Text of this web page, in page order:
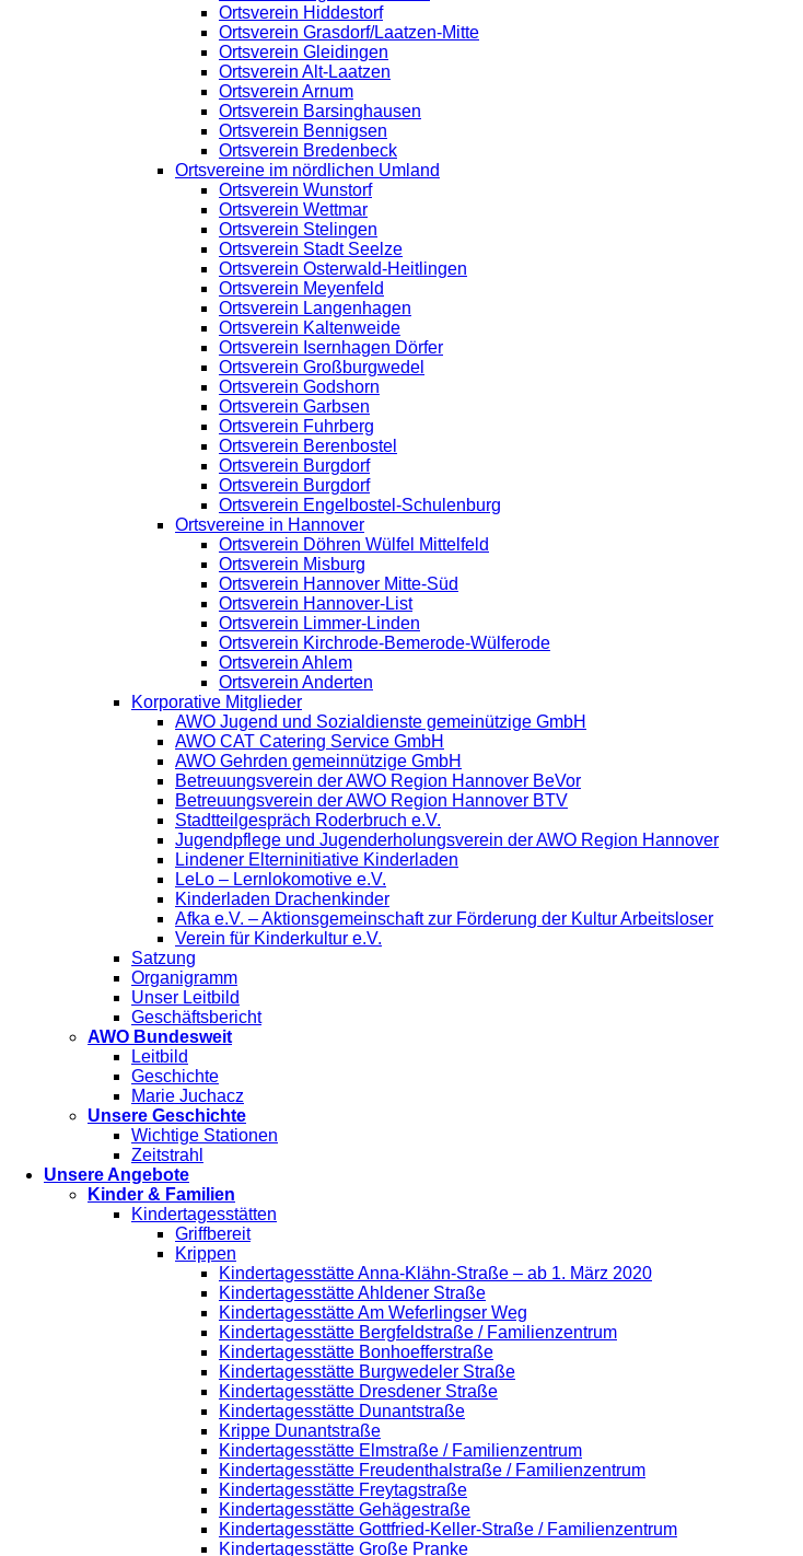
Ortsverein Hiddestorf
Ortsverein Grasdorf/Laatzen-Mitte
Ortsverein Gleidingen
Ortsverein Alt-Laatzen
Ortsverein Arnum
Ortsverein Barsinghausen
Ortsverein Bennigsen
Ortsverein Bredenbeck
Ortsvereine im nördlichen Umland
Ortsverein Wunstorf
Ortsverein Wettmar
Ortsverein Stelingen
Ortsverein Stadt Seelze
Ortsverein Osterwald-Heitlingen
Ortsverein Meyenfeld
Ortsverein Langenhagen
Ortsverein Kaltenweide
Ortsverein Isernhagen Dörfer
Ortsverein Großburgwedel
Ortsverein Godshorn
Ortsverein Garbsen
Ortsverein Fuhrberg
Ortsverein Berenbostel
Ortsverein Burgdorf
Ortsverein Burgdorf
Ortsverein Engelbostel-Schulenburg
Ortsvereine in Hannover
Ortsverein Döhren Wülfel Mittelfeld
Ortsverein Misburg
Ortsverein Hannover Mitte-Süd
Ortsverein Hannover-List
Ortsverein Limmer-Linden
Ortsverein Kirchrode-Bemerode-Wülferode
Ortsverein Ahlem
Ortsverein Anderten
Korporative Mitglieder
AWO Jugend und Sozialdienste gemeinützige GmbH
AWO CAT Catering Service GmbH
AWO Gehrden gemeinnützige GmbH
Betreuungsverein der AWO Region Hannover BeVor
Betreuungsverein der AWO Region Hannover BTV
Stadtteilgespräch Roderbruch e.V.
Jugendpflege und Jugenderholungsverein der AWO Region Hannover
Lindener Elterninitiative Kinderladen
LeLo – Lernlokomotive e.V.
Kinderladen Drachenkinder
Afka e.V. – Aktionsgemeinschaft zur Förderung der Kultur Arbeitsloser
Verein für Kinderkultur e.V.
Satzung
Organigramm
Unser Leitbild
Geschäftsbericht
AWO Bundesweit
Leitbild
Geschichte
Marie Juchacz
Unsere Geschichte
Wichtige Stationen
Zeitstrahl
Unsere Angebote
Kinder & Familien
Kindertagesstätten
Griffbereit
Krippen
Kindertagesstätte Anna-Klähn-Straße – ab 1. März 2020
Kindertagesstätte Ahldener Straße
Kindertagesstätte Am Weferlingser Weg
Kindertagesstätte Bergfeldstraße / Familienzentrum
Kindertagesstätte Bonhoefferstraße
Kindertagesstätte Burgwedeler Straße
Kindertagesstätte Dresdener Straße
Kindertagesstätte Dunantstraße
Krippe Dunantstraße
Kindertagesstätte Elmstraße / Familienzentrum
Kindertagesstätte Freudenthalstraße / Familienzentrum
Kindertagesstätte Freytagstraße
Kindertagesstätte Gehägestraße
Kindertagesstätte Gottfried-Keller-Straße / Familienzentrum
Kindertagesstätte Große Pranke